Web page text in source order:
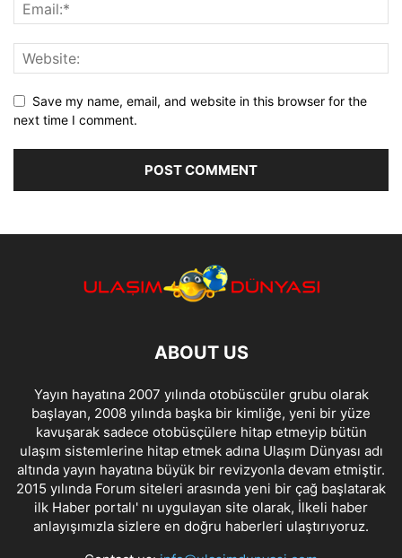
Save my name, email, and website in this browser for the
next time I comment.
ABOUT US
Yayın hayatına 2007 yılında otobüscüler grubu olarak
başlayan, 2008 yılında başka bir kimliğe, yeni bir yüze
kavuşarak sadece otobüsçülere hitap etmeyip bütün
ulaşım sistemlerine hitap etmek adına Ulaşım Dünyası adı
altında yayın hayatına büyük bir revizyonla devam etmiştir.
2015 yılında Forum siteleri arasında yeni bir çağ başlatarak
ilk Haber portalı' nı uygulayan site olarak, İlkeli haber
anlayışımızla sizlere en doğru haberleri ulaştırıyoruz.